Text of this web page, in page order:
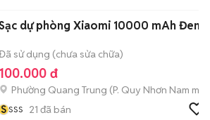
dự phòng Xiaomi 10000 mAh Đen
sử dụng (chưa sửa chữa)
100.000 đ
Phường Quang Trung (P. Quy Nhơn Nam mới)
S SSS 21 đã bán